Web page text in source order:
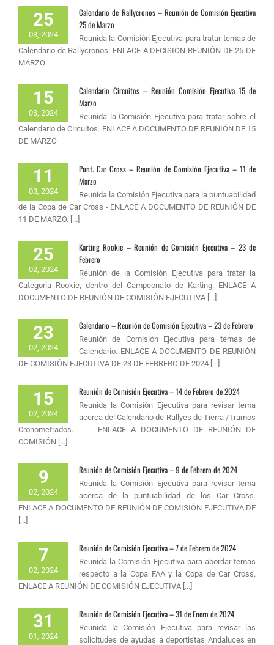
25
03, 2024
Calendario de Rallycronos – Reunión de Comisión Ejecutiva
25 de Marzo
Reunida la Comisión Ejecutiva para tratar temas de
Calendario de Rallycronos: ENLACE A DECISIÓN REUNIÓN DE 25 DE
MARZO
15
03, 2024
Calendario Circuitos – Reunión Comisión Ejecutiva 15 de
Marzo
Reunida la Comisión Ejecutiva para tratar sobre el
Calendario de Circuitos. ENLACE A DOCUMENTO DE REUNIÓN DE 15
DE MARZO
11
03, 2024
Punt. Car Cross – Reunión de Comisión Ejecutiva – 11 de
Marzo
Reunida la Comisión Ejecutiva para la puntuabilidad
de la Copa de Car Cross - ENLACE A DOCUMENTO DE REUNIÓN DE
11 DE MARZO. [...]
25
02, 2024
Karting Rookie – Reunión de Comisión Ejecutiva – 23 de
Febrero
Reunión de la Comisión Ejecutiva para tratar la
Categoría Rookie, dentro del Campeonato de Karting. ENLACE A
DOCUMENTO DE REUNIÓN DE COMISIÓN EJECUTIVA [...]
23
02, 2024
Calendario – Reunión de Comisión Ejecutiva – 23 de Febrero
Reunión de Comisión Ejecutiva para temas de
Calendario. ENLACE A DOCUMENTO DE REUNIÓN
DE COMISIÓN EJECUTIVA DE 23 DE FEBRERO DE 2024 [...]
15
02, 2024
Reunión de Comisión Ejecutiva – 14 de Febrero de 2024
Reunida la Comisión Ejecutiva para revisar tema
acerca del Calendario de Rallyes de Tierra /Tramos
Cronometrados. ENLACE A DOCUMENTO DE REUNIÓN DE
COMISIÓN [...]
9
02, 2024
Reunión de Comisión Ejecutiva – 9 de Febrero de 2024
Reunida la Comisión Ejecutiva para revisar tema
acerca de la puntuabilidad de los Car Cross.
ENLACE A DOCUMENTO DE REUNIÓN DE COMISIÓN EJECUTIVA DE
[...]
7
02, 2024
Reunión de Comisión Ejecutiva – 7 de Febrero de 2024
Reunida la Comisión Ejecutiva para abordar temas
respecto a la Copa FAA y la Copa de Car Cross.
ENLACE A REUNIÓN DE COMISIÓN EJECUTIVA [...]
31
01, 2024
Reunión de Comisión Ejecutiva – 31 de Enero de 2024
Reunida la Comisión Ejecutiva para revisar las
solicitudes de ayudas a deportistas Andaluces en